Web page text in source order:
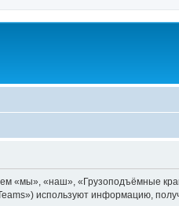
«мы», «наш», «Грузоподъёмные
используют информацию,